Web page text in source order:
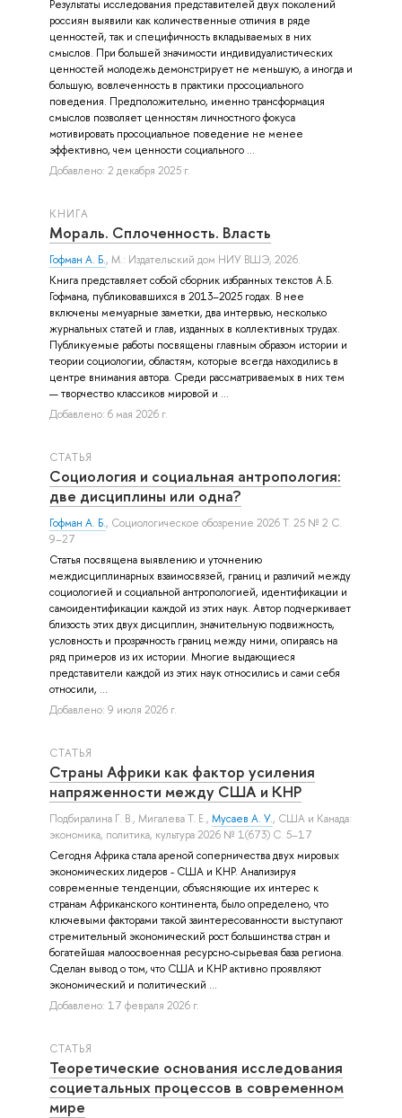
Результаты исследования представителей двух поколений
россиян выявили как количественные отличия в ряде
ценностей, так и специфичность вкладываемых в них
смыслов. При большей значимости индивидуалистических
ценностей молодежь демонстрирует не меньшую, а иногда и
большую, вовлеченность в практики просоциального
поведения. Предположительно, именно трансформация
смыслов позволяет ценностям личностного фокуса
мотивировать просоциальное поведение не менее
эффективно, чем ценности социального ...
Добавлено: 2 декабря 2025 г.
КНИГА
Мораль. Сплоченность. Власть
Гофман А. Б., М.: Издательский дом НИУ ВШЭ, 2026.
Книга представляет собой сборник избранных текстов А.Б.
Гофмана, публиковавшихся в 2013–2025 годах. В нее
включены мемуарные заметки, два интервью, несколько
журнальных статей и глав, изданных в коллективных трудах.
Публикуемые работы посвящены главным образом истории и
теории социологии, областям, которые всегда находились в
центре внимания автора. Среди рассматриваемых в них тем
— творчество классиков мировой и ...
Добавлено: 6 мая 2026 г.
СТАТЬЯ
Социология и социальная антропология:
две дисциплины или одна?
Гофман А. Б., Социологическое обозрение 2026 Т. 25 № 2 С.
9–27
Статья посвящена выявлению и уточнению
междисциплинарных взаимосвязей, границ и различий между
социологией и социальной антропологией, идентификации и
самоидентификации каждой из этих наук. Автор подчеркивает
близость этих двух дисциплин, значительную подвижность,
условность и прозрачность границ между ними, опираясь на
ряд примеров из их истории. Многие выдающиеся
представители каждой из этих наук относились и сами себя
относили, ...
Добавлено: 9 июля 2026 г.
СТАТЬЯ
Страны Африки как фактор усиления
напряженности между США и КНР
Подбиралина Г. В., Мигалева Т. Е., Мусаев А. У., США и Канада:
экономика, политика, культура 2026 № 1(673) С. 5–17
Сегодня Африка стала ареной соперничества двух мировых
экономических лидеров - США и КНР. Анализируя
современные тенденции, объясняющие их интерес к
странам Африканского континента, было определено, что
ключевыми факторами такой заинтересованности выступают
стремительный экономический рост большинства стран и
богатейшая малоосвоенная ресурсно-сырьевая база региона.
Сделан вывод о том, что США и КНР активно проявляют
экономический и политический ...
Добавлено: 17 февраля 2026 г.
СТАТЬЯ
Теоретические основания исследования
социетальных процессов в современном
мире